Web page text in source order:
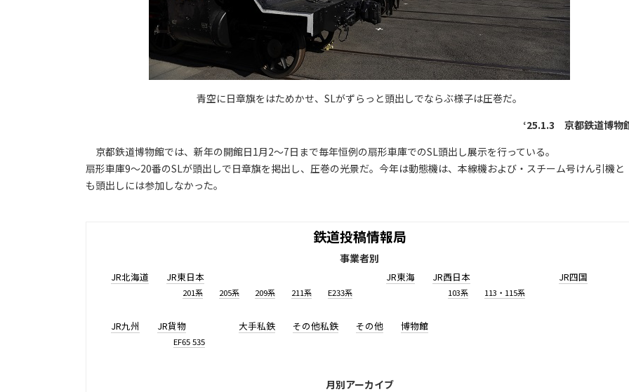
青空に日章旗をはためかせ、SLがずらっと頭出しでならぶ様子は圧巻だ。
‘25.1.3 京都鉄道博物
京都鉄道博物館では、新年の開館日1月2～7日まで毎年恒例の扇形車庫でのSL頭出し展示を行っている。
扇形車庫9～20番のSLが頭出しで日章旗を掲出し、圧巻の光景だ。今年は動態機は、本線機および・スチーム号けん引機と
も頭出しには参加しなかった。
鉄道投稿情報局
事業者別
JR北海道 JR東日本
201系 205系 209系 211系 E233系
JR東海 JR西日本
103系 113・115系
JR四国
JR九州 JR貨物
EF65 535
大手私鉄 その他私鉄 その他 博物館
月別アーカイブ